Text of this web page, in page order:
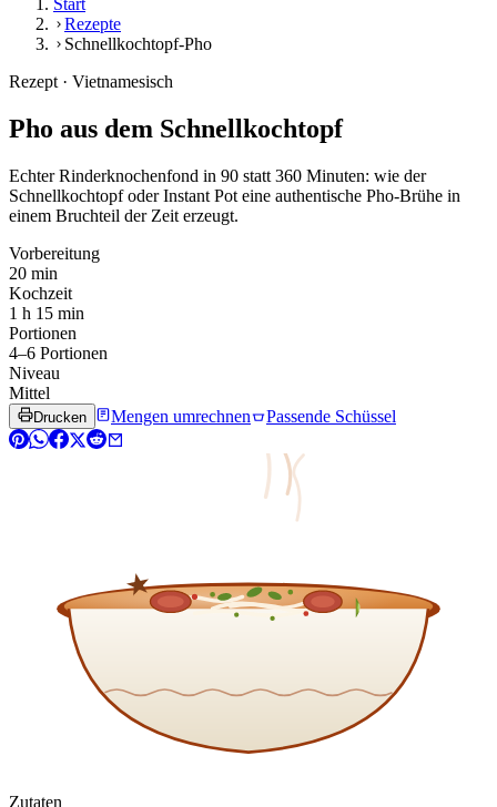
Start
Rezepte
Schnellkochtopf-Pho
Rezept · Vietnamesisch
Pho aus dem Schnellkochtopf
Echter Rinderknochenfond in 90 statt 360 Minuten: wie der
Schnellkochtopf oder Instant Pot eine authentische Pho-Brühe in
einem Bruchteil der Zeit erzeugt.
Vorbereitung
20 min
Kochzeit
1 h 15 min
Portionen
4–6 Portionen
Niveau
Mittel
Drucken Mengen umrechnen Passende Schüssel
Zutaten